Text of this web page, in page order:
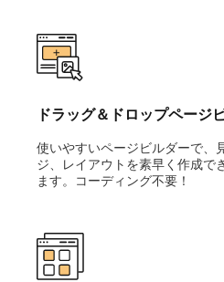
ドラッグ＆ドロップページ
使いやすいページビルダーで、
ジ、レイアウトを素早く作成で
ます。コーディング不要！